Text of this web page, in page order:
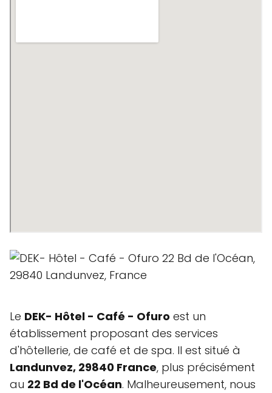
Le DEK- Hôtel - Café - Ofuro est un
établissement proposant des services
d'hôtellerie, de café et de spa. Il est situé à
Landunvez, 29840 France, plus précisément
au 22 Bd de l'Océan. Malheureusement, nous